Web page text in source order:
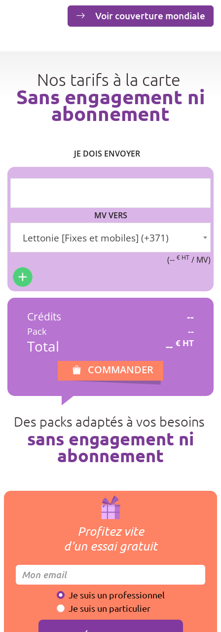
Voir couverture mondiale
Nos tarifs à la carte
Sans engagement ni
abonnement
JE DOIS ENVOYER
MV VERS
Lettonie [Fixes et mobiles] (+371)
(-- € HT / MV)
Crédits --
Pack --
Total -- € HT
COMMANDER
Des packs adaptés à vos besoins
sans engagement ni
abonnement
Profitez vite
d'un essai gratuit
Je suis un professionnel
Je suis un particulier